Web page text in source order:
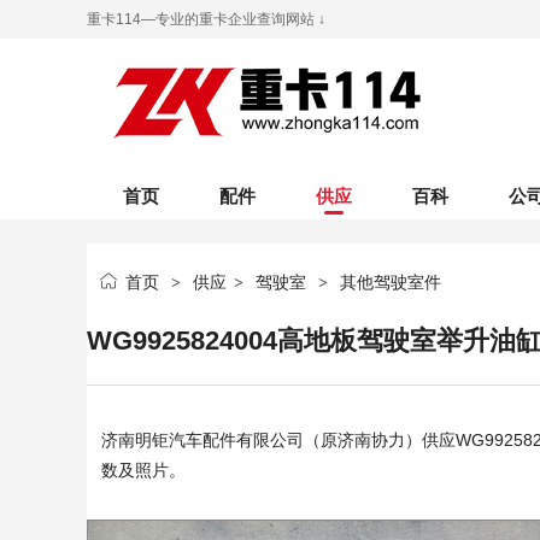
重卡114—专业的重卡企业查询网站 ↓
首页 配件 供应 百科 公
首页 > 供应 > 驾驶室 > 其他驾驶室件
WG9925824004高地板驾驶室举升油
济南明钜汽车配件有限公司（原济南协力） 供应
数及照片。